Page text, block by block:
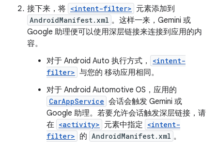
接下来，将 <intent-filter> 元素添加到
AndroidManifest.xml 。这样一来，Gemini 或
Google 助理便可以使用深层链接来连接到应用的内
容。
对于 Android Auto 执行方式，
<intent-
filter> 与您的 移动应用相同。
对于 Android Automotive OS，应用的
CarAppService 会话会触发 Gemini 或
Google 助理。若要允许会话触发深层链接，请
在 <activity> 元素中指定 <intent-
filter> 的 AndroidManifest.xml 。